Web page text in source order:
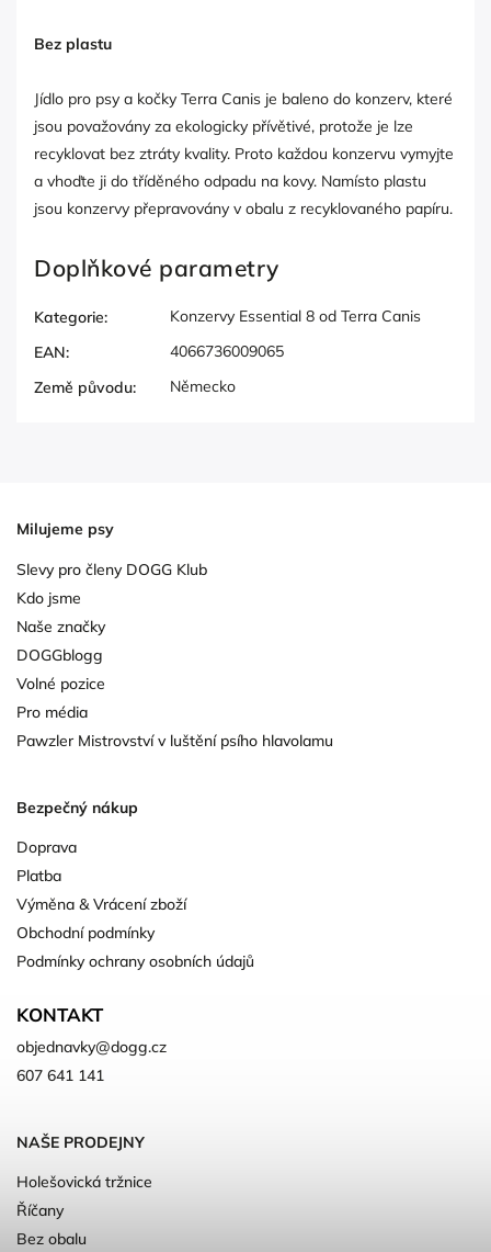
Bez plastu
Jídlo pro psy a kočky Terra Canis je baleno do konzerv, které
jsou považovány za ekologicky přívětivé, protože je lze
recyklovat bez ztráty kvality. Proto každou konzervu vymyjte
a vhoďte ji do tříděného odpadu na kovy. Namísto plastu
jsou konzervy přepravovány v obalu z recyklovaného papíru.
Doplňkové parametry
Kategorie:
Konzervy Essential 8 od Terra Canis
EAN:
4066736009065
Země původu: Německo
Milujeme psy
Slevy pro členy DOGG Klub
Kdo jsme
Naše značky
DOGGblogg
Volné pozice
Pro média
Pawzler Mistrovství v luštění psího hlavolamu
Bezpečný nákup
Doprava
Platba
Výměna & Vrácení zboží
Obchodní podmínky
Podmínky ochrany osobních údajů
KONTAKT
objednavky@dogg.cz
607 641 141
NAŠE PRODEJNY
Holešovická tržnice
Říčany
Bez obalu